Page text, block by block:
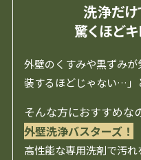
洗浄だけ
驚くほどキ
外壁のくすみや黒ずみ
装するほどじゃない…」
そんな方におすすめな
外壁洗浄バスターズ！
高性能な専用洗剤で汚